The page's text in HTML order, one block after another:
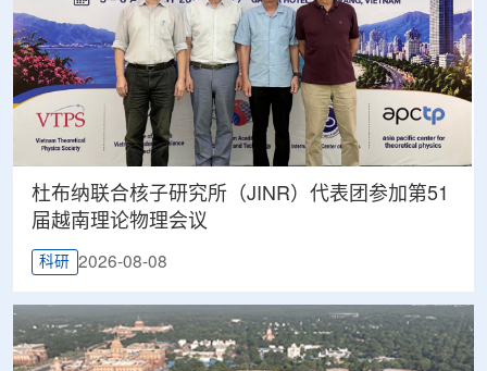
杜布纳联合核子研究所（JINR）代表团参加第51
届越南理论物理会议
科研 2026-08-08